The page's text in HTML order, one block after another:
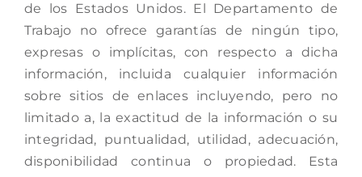
de los Estados Unidos. El Departamento de
Trabajo no ofrece garantías de ningún tipo,
expresas o implícitas, con respecto a dicha
información, incluida cualquier información
sobre sitios de enlaces incluyendo, pero no
limitado a, la exactitud de la información o su
integridad, puntualidad, utilidad, adecuación,
disponibilidad continua o propiedad. Esta